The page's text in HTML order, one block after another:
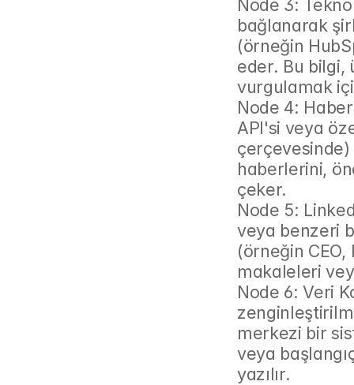
Node 3:
bağlanarak
(örneğin
eder. Bu
vurgulamak
Node 4:
API'si veya
çerçevesinde)
haberlerini,
çeker.
Node 5:
veya benzeri
(örneğin
makaleleri
Node 6: Veri
merkezi bir
veya
yazılır.